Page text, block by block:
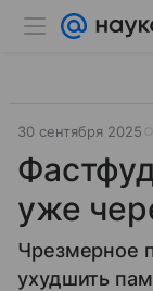
30 сентября 2025
уже
Чрезмерное
ухудшить